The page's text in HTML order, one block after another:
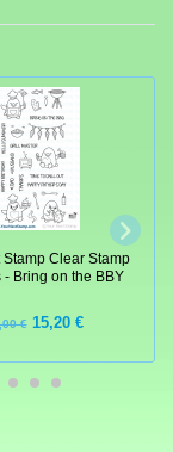
Stamp Clear Stamp
- Bring on the BBY
€15,20 €